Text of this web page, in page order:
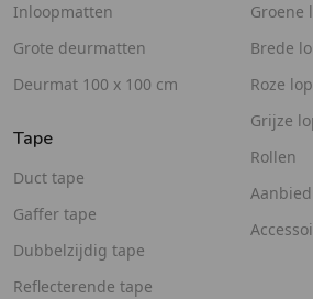
Inloopmatten
Grote deurmatten
Deurmat 100 x 100 cm
Tape
Duct tape
Gaffer tape
Dubbelzijdig tape
Reflecterende tape
Groene
Brede
Roze
Grijze
Rollen